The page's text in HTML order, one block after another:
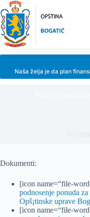
Skip
to
content
Naša želja je da plan
Dokumenti:
[icon name=“file-
podnosenje ponuda
Opš¡tinske uprave
[icon name=“file-